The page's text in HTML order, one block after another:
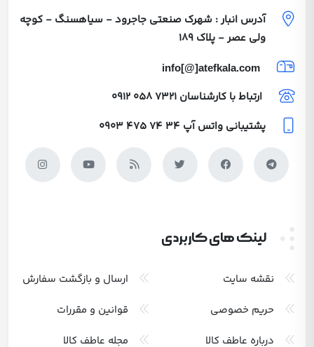
آدرس انبار : شهرک صنعتی جاجرود - سیاهسنگ - کوچه
ولی عصر - پلاک 189
info[@]atefkala.com
ارتباط با کارشناسان 0912 058 7321
پشتیبانی واتس آپ 0903 475 74 34
لینک های کاربردی
نقشه سایت
ارسال و بازگشت سفارش
حریم خصوصی
قوانین و مقررات
درباره عاطف کالا
مجله عاطف کالا